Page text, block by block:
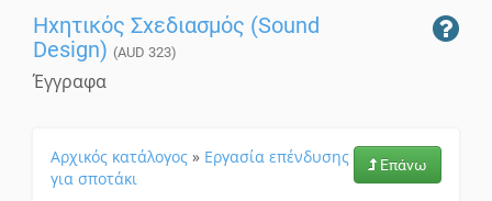
Ηχητικός Σχεδιασμός (Sound
Design) (AUD 323)
Έγγραφα
Επάνω
Αρχικός κατάλογος » Εργασία επένδυσης
για σποτάκι